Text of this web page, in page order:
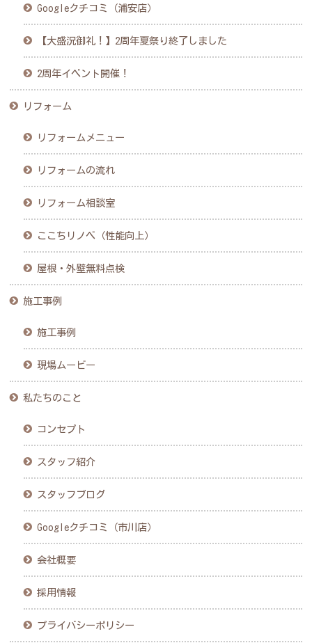
Googleクチコミ（浦安店）
【大盛況御礼！】2周年夏祭り終了しました
2周年イベント開催！
リフォーム
リフォームメニュー
リフォームの流れ
リフォーム相談室
ここちリノベ（性能向上）
屋根・外壁無料点検
施工事例
施工事例
現場ムービー
私たちのこと
コンセプト
スタッフ紹介
スタッフブログ
Googleクチコミ（市川店）
会社概要
採用情報
プライバシーポリシー